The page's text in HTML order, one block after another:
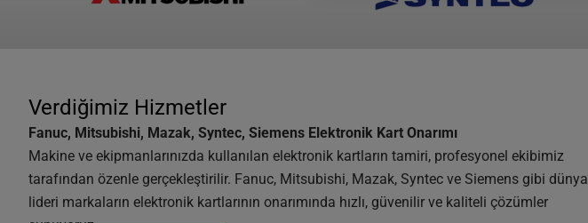
Verdiğimiz Hizmetler
Fanuc, Mitsubishi, Mazak, Syntec, Siemens Elektronik Kart Onarımı
Makine ve ekipmanlarınızda kullanılan elektronik kartların tamiri, profesyonel ekibimiz
tarafından özenle gerçekleştirilir. Fanuc, Mitsubishi, Mazak, Syntec ve Siemens gibi dünya
lideri markaların elektronik kartlarının onarımında hızlı, güvenilir ve kaliteli çözümler